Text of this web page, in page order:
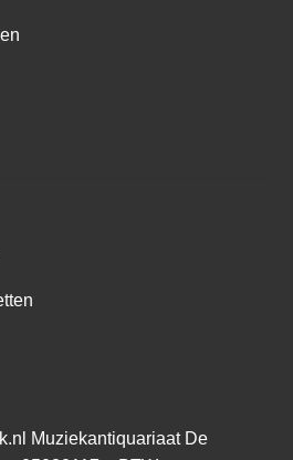
Muziekantiquariaat De